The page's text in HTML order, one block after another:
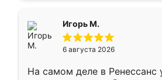
Игорь М.
6 августа 2026
На самом деле в Ренессанс